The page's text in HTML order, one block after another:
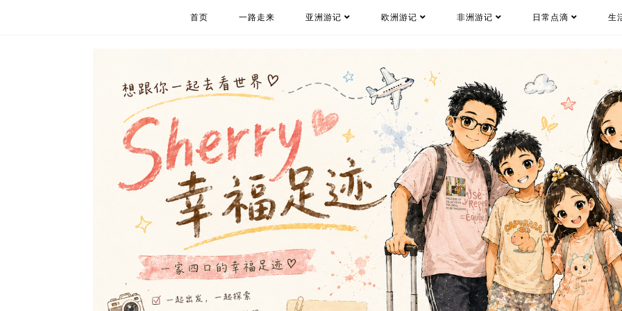
首页 一路走来 亚洲游记 欧洲游记 非洲游记 日常点滴 生